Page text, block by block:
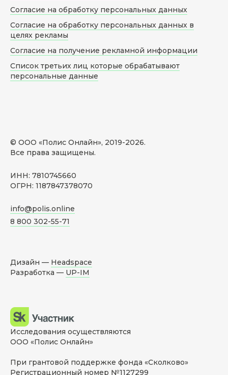
© ООО «Полис Онлайн», 2019-2026.
Все права защищены.
ИНН: 7810745660
ОГРН: 1187847378070
info@polis.online
8 800 302-55-71
Согласие на обработку персональных данных
Согласие на обработку персональных данных в
целях рекламы
Согласие на получение рекламной информации
Список третьих лиц которые обрабатывают
персональные данные
Дизайн — Headspace
Разработка — UP-IM
Исследования осуществляются
ООО «Полис Онлайн»
При грантовой поддержке фонда «Сколково»
Регистрационный номер №1127299